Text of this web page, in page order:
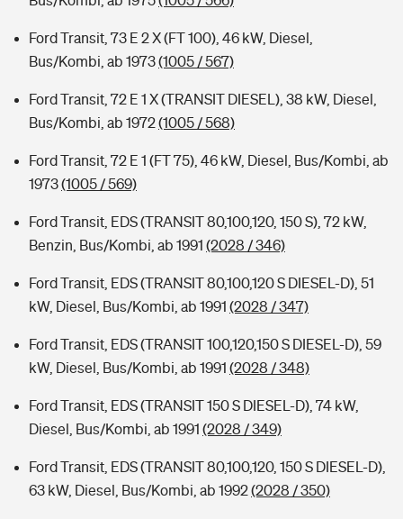
Ford Transit, 73 E 2 X (FT 100), 46 kW, Diesel,
Bus/Kombi, ab 1973(1005 / 567)
Ford Transit, 72 E 1 X (TRANSIT DIESEL), 38 kW, Diesel,
Bus/Kombi, ab 1972(1005 / 568)
Ford Transit, 72 E 1 (FT 75), 46 kW, Diesel, Bus/Kombi, ab
1973(1005 / 569)
Ford Transit, EDS (TRANSIT 80,100,120, 150 S), 72 kW,
Benzin, Bus/Kombi, ab 1991 (2028 / 346)
Ford Transit, EDS (TRANSIT 80,100,120 S DIESEL-D), 51
kW, Diesel, Bus/Kombi, ab 1991 (2028 / 347)
Ford Transit, EDS (TRANSIT 100,120,150 S DIESEL-D), 59
kW, Diesel, Bus/Kombi, ab 1991 (2028 / 348)
Ford Transit, EDS (TRANSIT 150 S DIESEL-D), 74 kW,
Diesel, Bus/Kombi, ab 1991 (2028 / 349)
Ford Transit, EDS (TRANSIT 80,100,120, 150 S DIESEL-D),
63 kW, Diesel, Bus/Kombi, ab 1992(2028 / 350)